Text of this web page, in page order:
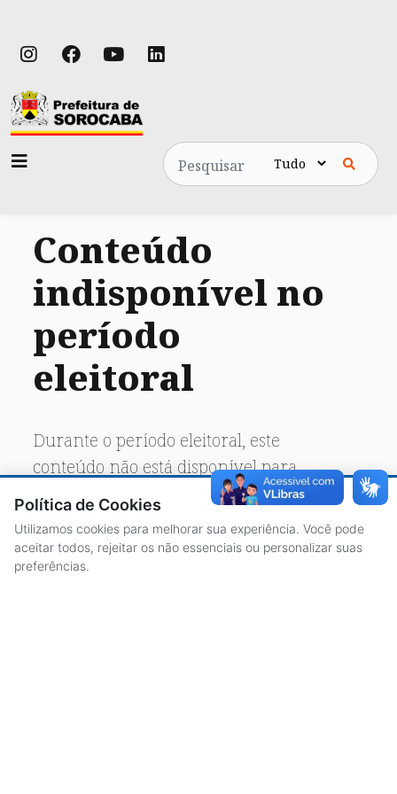
Pesquisa
Conteúdo
indisponível no
período
eleitoral
Durante o período eleitoral, este
conteúdo não está disponível para
acesso público.
Política de Cookies
Utilizamos cookies para melhorar sua experiência. Você pode
aceitar todos, rejeitar os não essenciais ou personalizar suas
preferências.